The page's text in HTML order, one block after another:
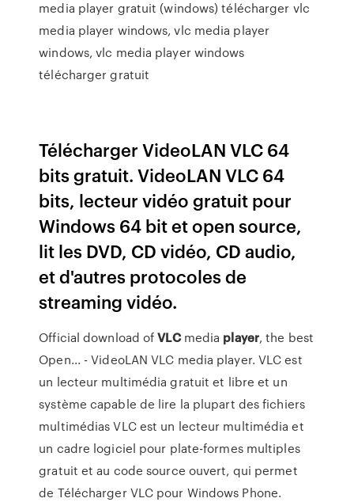
media player gratuit (windows) télécharger vlc
media player windows, vlc media player
windows, vlc media player windows
télécharger gratuit
Télécharger VideoLAN VLC 64
bits gratuit. VideoLAN VLC 64
bits, lecteur vidéo gratuit pour
Windows 64 bit et open source,
lit les DVD, CD vidéo, CD audio,
et d'autres protocoles de
streaming vidéo.
Official download ofVLCmedia player, the best
Open... - VideoLAN VLC media player. VLC est
un lecteur multimédia gratuit et libre et un
système capable de lire la plupart des fichiers
multimédias VLC est un lecteur multimédia et
un cadre logiciel pour plate-formes multiples
gratuit et au code source ouvert, qui permet
de Télécharger VLC pour Windows Phone.